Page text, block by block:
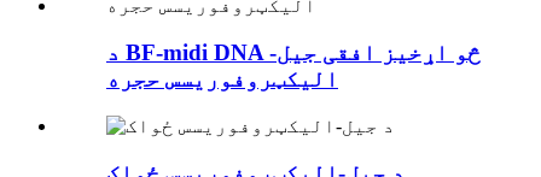
د BF-midi DNA څو اړخیز افقی جیل-
الیکټروفوریسس حجره